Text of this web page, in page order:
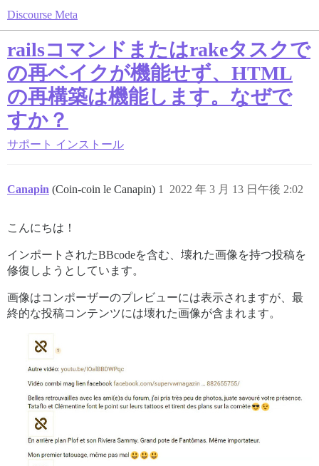
Discourse Meta
railsコマンドまたはrakeタスクで
の再ベイクが機能せず、HTML
の再構築は機能します。なぜで
すか？
サポート インストール
Canapin (Coin-coin le Canapin) 2022 年 3 月 13 日午後 2:02
1
こんにちは！
インポートされたBBcodeを含む、壊れた画像を持つ投稿を
修復しようとしています。
画像はコンポーザーのプレビューには表示されますが、最
終的な投稿コンテンツには壊れた画像が含まれます。